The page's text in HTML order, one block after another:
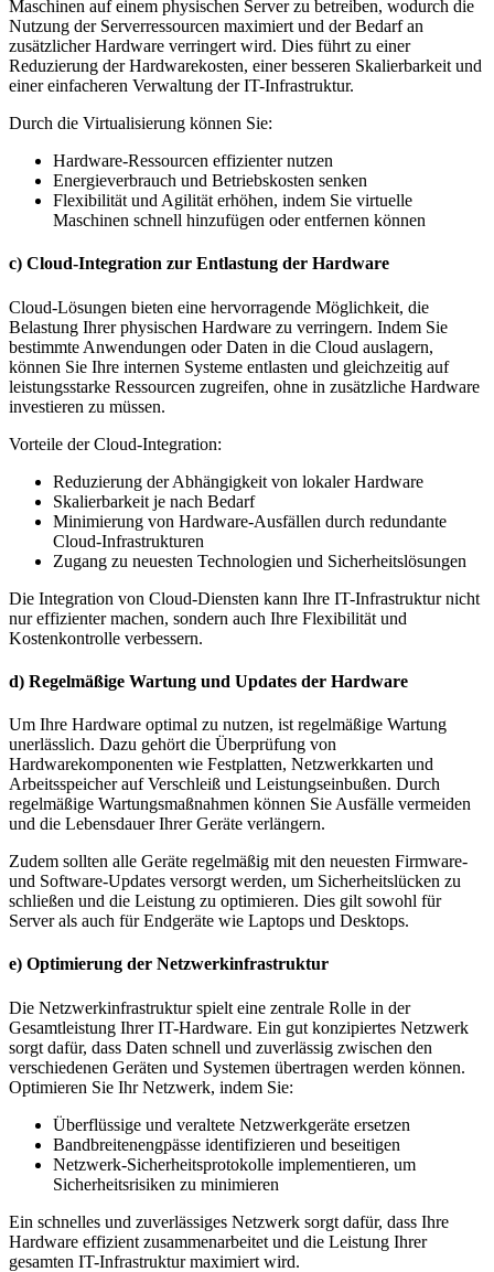
Maschinen auf einem physischen Server zu betreiben, wodurch die
Nutzung der Serverressourcen maximiert und der Bedarf an
zusätzlicher Hardware verringert wird. Dies führt zu einer
Reduzierung der Hardwarekosten, einer besseren Skalierbarkeit und
einer einfacheren Verwaltung der IT-Infrastruktur.
Durch die Virtualisierung können Sie:
Hardware-Ressourcen effizienter nutzen
Energieverbrauch und Betriebskosten senken
Flexibilität und Agilität erhöhen, indem Sie virtuelle
Maschinen schnell hinzufügen oder entfernen können
c) Cloud-Integration zur Entlastung der Hardware
Cloud-Lösungen bieten eine hervorragende Möglichkeit, die
Belastung Ihrer physischen Hardware zu verringern. Indem Sie
bestimmte Anwendungen oder Daten in die Cloud auslagern,
können Sie Ihre internen Systeme entlasten und gleichzeitig auf
leistungsstarke Ressourcen zugreifen, ohne in zusätzliche Hardware
investieren zu müssen.
Vorteile der Cloud-Integration:
Reduzierung der Abhängigkeit von lokaler Hardware
Skalierbarkeit je nach Bedarf
Minimierung von Hardware-Ausfällen durch redundante
Cloud-Infrastrukturen
Zugang zu neuesten Technologien und Sicherheitslösungen
Die Integration von Cloud-Diensten kann Ihre IT-Infrastruktur nicht
nur effizienter machen, sondern auch Ihre Flexibilität und
Kostenkontrolle verbessern.
d) Regelmäßige Wartung und Updates der Hardware
Um Ihre Hardware optimal zu nutzen, ist regelmäßige Wartung
unerlässlich. Dazu gehört die Überprüfung von
Hardwarekomponenten wie Festplatten, Netzwerkkarten und
Arbeitsspeicher auf Verschleiß und Leistungseinbußen. Durch
regelmäßige Wartungsmaßnahmen können Sie Ausfälle vermeiden
und die Lebensdauer Ihrer Geräte verlängern.
Zudem sollten alle Geräte regelmäßig mit den neuesten Firmware-
und Software-Updates versorgt werden, um Sicherheitslücken zu
schließen und die Leistung zu optimieren. Dies gilt sowohl für
Server als auch für Endgeräte wie Laptops und Desktops.
e) Optimierung der Netzwerkinfrastruktur
Die Netzwerkinfrastruktur spielt eine zentrale Rolle in der
Gesamtleistung Ihrer IT-Hardware. Ein gut konzipiertes Netzwerk
sorgt dafür, dass Daten schnell und zuverlässig zwischen den
verschiedenen Geräten und Systemen übertragen werden können.
Optimieren Sie Ihr Netzwerk, indem Sie:
Überflüssige und veraltete Netzwerkgeräte ersetzen
Bandbreitenengpässe identifizieren und beseitigen
Netzwerk-Sicherheitsprotokolle implementieren, um
Sicherheitsrisiken zu minimieren
Ein schnelles und zuverlässiges Netzwerk sorgt dafür, dass Ihre
Hardware effizient zusammenarbeitet und die Leistung Ihrer
gesamten IT-Infrastruktur maximiert wird.